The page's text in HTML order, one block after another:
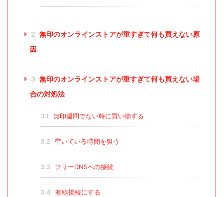
2 無印のオンラインストアが重すぎて何も買えない原
因
3 無印のオンラインストアが重すぎて何も買えない場
合の対処法
3.1 無印週間でない時に買い物する
3.2 空いている時間を狙う
3.3 フリーDNSへの接続
3.4 有線接続にする